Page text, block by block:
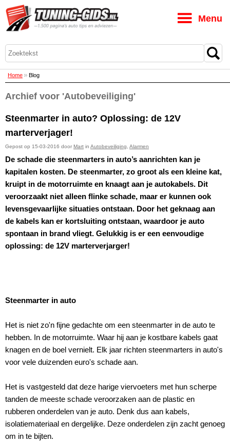
Home Blog
Archief voor 'Autobeveiliging'
Steenmarter in auto? Oplossing: de 12V
marterverjager!
Gepost op 15-03-2016 door Mart in Autobeveiliging Alarmen
De schade die steenmarters in auto’s aanrichten kan je
kapitalen kosten. De steenmarter, zo groot als een kleine kat,
kruipt in de motorruimte en knaagt aan je autokabels. Dit
veroorzaakt niet alleen flinke schade, maar er kunnen ook
levensgevaarlijke situaties ontstaan. Door het geknaag aan
de kabels kan er kortsluiting ontstaan, waardoor je auto
spontaan in brand vliegt. Gelukkig is er een eenvoudige
oplossing: de 12V marterverjarger!
Steenmarter in auto
Het is niet zo'n fijne gedachte om een steenmarter in de auto te
hebben. In de motorruimte. Waar hij aan je kostbare kabels gaat
knagen en de boel vernielt. Elk jaar richten steenmarters in auto's
voor vele duizenden euro's schade aan.
Het is vastgesteld dat deze harige viervoeters met hun scherpe
tanden de meeste schade veroorzaken aan de plastic en
rubberen onderdelen van je auto. Denk dus aan kabels,
isolatiemateriaal en dergelijke. Deze onderdelen zijn zacht genoeg
om in te bijten.